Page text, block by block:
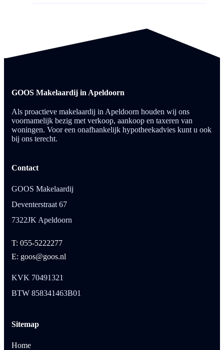
GOOS Makelaardij in Apeldoorn
Als proactieve makelaardij in Apeldoorn houden wij ons
voornamelijk bezig met verkoop, aankoop en taxeren van
woningen. Voor een onafhankelijk hypotheekadvies kunt u ook
bij ons terecht.
Contact
GOOS Makelaardij
Deventerstraat 67
7322JK Apeldoorn
T: 055-5222277
E: goos@goos.nl
KVK 70491321
BTW 858341463B01
Sitemap
Home